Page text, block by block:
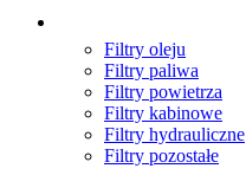
Filtry oleju
Filtry paliwa
Filtry powietrza
Filtry kabinowe
Filtry hydrauliczne
Filtry pozostałe